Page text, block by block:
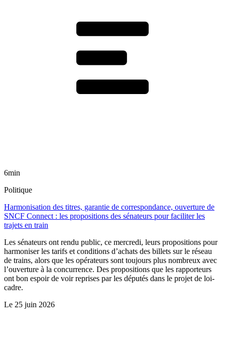
6min
Politique
Harmonisation des titres, garantie de correspondance, ouverture de
SNCF Connect : les propositions des sénateurs pour faciliter les
trajets en train
Les sénateurs ont rendu public, ce mercredi, leurs propositions pour
harmoniser les tarifs et conditions d’achats des billets sur le réseau
de trains, alors que les opérateurs sont toujours plus nombreux avec
l’ouverture à la concurrence. Des propositions que les rapporteurs
ont bon espoir de voir reprises par les députés dans le projet de loi-
cadre.
Le 25 juin 2026